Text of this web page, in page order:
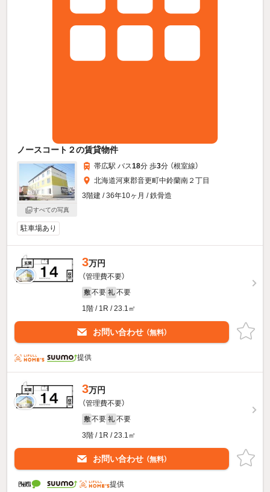
ノースコート２の賃貸物件
すべての写真
帯広駅 バス18分 歩3分 （根室線）
北海道河東郡音更町中鈴蘭南２丁目
3階建 / 36年10ヶ月 / 鉄骨造
駐車場あり
3万円
（管理費不要）
敷 不要 礼 不要
1階 / 1R / 23.1㎡
お問い合わせ （無料）
提供
3万円
（管理費不要）
敷 不要 礼 不要
3階 / 1R / 23.1㎡
お問い合わせ （無料）
提供